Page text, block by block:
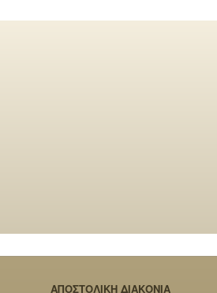
ΑΠΟΣΤΟΛΙΚΗ ΔΙΑΚΟΝΙΑ